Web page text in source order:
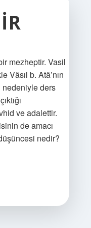
mezheptir. Vasil
b. Atâ’nın
nedeniyle ders
ve adalettir.
de amacı
nedir?